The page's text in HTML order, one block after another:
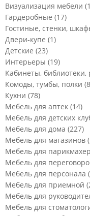
Визуализация мебели
Гардеробные (17)
Гостиные, стенки,
Двери-купе (1)
Детские (23)
Интерьеры (19)
Кабинеты, библиотеки,
Комоды, тумбы, полки
Кухни (78)
Мебель для аптек (14)
Мебель для детских
Мебель для дома (227)
Мебель для магазинов
Мебель для
Мебель для
Мебель для персонала
Мебель для приемной
Мебель для
Мебель для